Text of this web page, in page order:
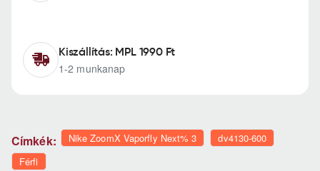
Kiszállítás: MPL 1990 Ft
1-2 munkanap
Címkék: Nike ZoomX Vaporfly Next% 3
dv4130-600
Férfi